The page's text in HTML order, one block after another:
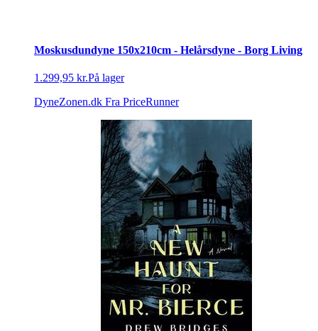
Moskusdundyne 150x210cm - Helårsdyne - Borg Living
1.299,95 kr.På lager
DyneZonen.dk Fra PriceRunner